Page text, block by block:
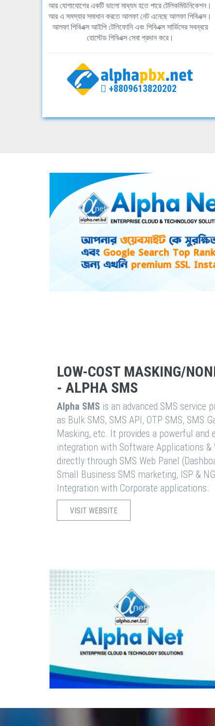
আর যোগাযোগের একটি ভালো মাধ্যম হতে পারে টেলিকমিউনিকেশন।
আর এ সমস্যার সমাধান করতে আলফা নেট এনেছে আলফা পিবিএক্স।
আলফা পিবিএক্স আইপি টেলিফোনি এবং পিবিএক্স সার্ভিসের সবন্বয়ে
হোস্টেড পিবিএক্স সেবা প্রদান করে।
+8809613820202
LOW-COST MASKING/
- ALPHA SMS
Alpha SMS is an advanced SMS service
as Bulk SMS, SMS API, OTP SMS, SMS
Masking, etc. It provides a powerful and
integration with Software Applications &
directly through SMS Web Panel
Small Business SMS marketing, ISP &
Integration with Corporate applications.
VISIT WEBSITE